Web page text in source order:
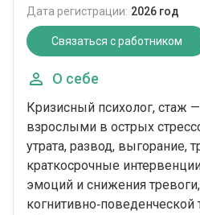
Дата регистрации: 2026 год
Связаться с работником
О себе
Кризисный психолог, стаж
взрослыми в острых
утрата, развод,
краткосрочные
эмоций и снижения